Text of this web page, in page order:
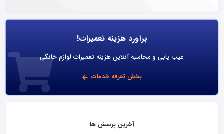
برآورد هزینه تعمیرات!
عیب یابی و محاسبه آنلاین هزینه تعمیرات لوازم خانگی
بخش تعرفه خدمات
آخرین پرسش ها